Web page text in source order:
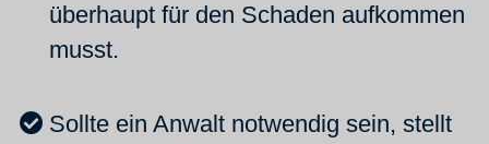
überhaupt für den Schaden aufkommen
musst.
Sollte ein Anwalt notwendig sein, stellt